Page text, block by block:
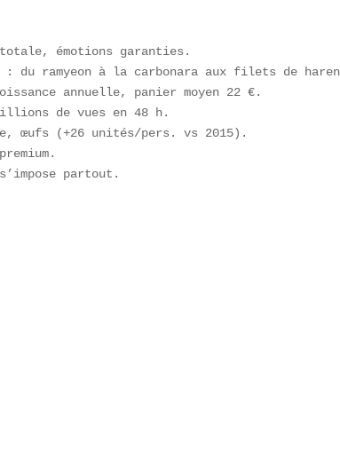
émotions garanties.
du ramyeon à la carbonara aux filets de
annuelle, panier moyen 22 €.
de vues en 48 h.
œufs (+26 unités/pers. vs 2015).
partout.